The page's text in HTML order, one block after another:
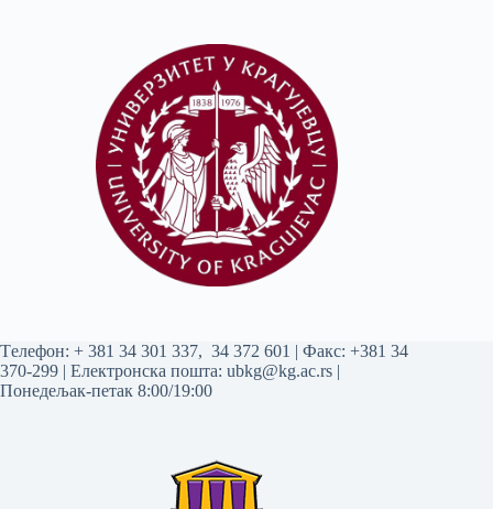
Tелефон: + 381 34 301 337, 34 372 601 | Факс: +381 34
370-299 | Електронска пошта: ubkg@kg.ac.rs |
Понедељак-петак 8:00/19:00